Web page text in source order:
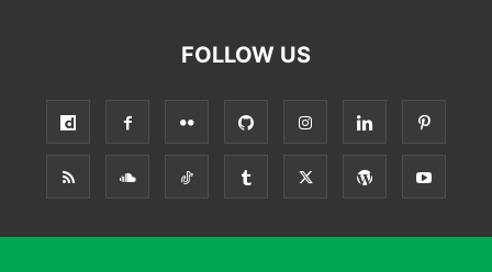
FOLLOW US